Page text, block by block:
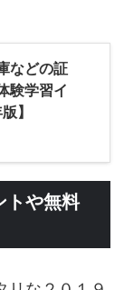
などの証
験学習イ
】
トや無料